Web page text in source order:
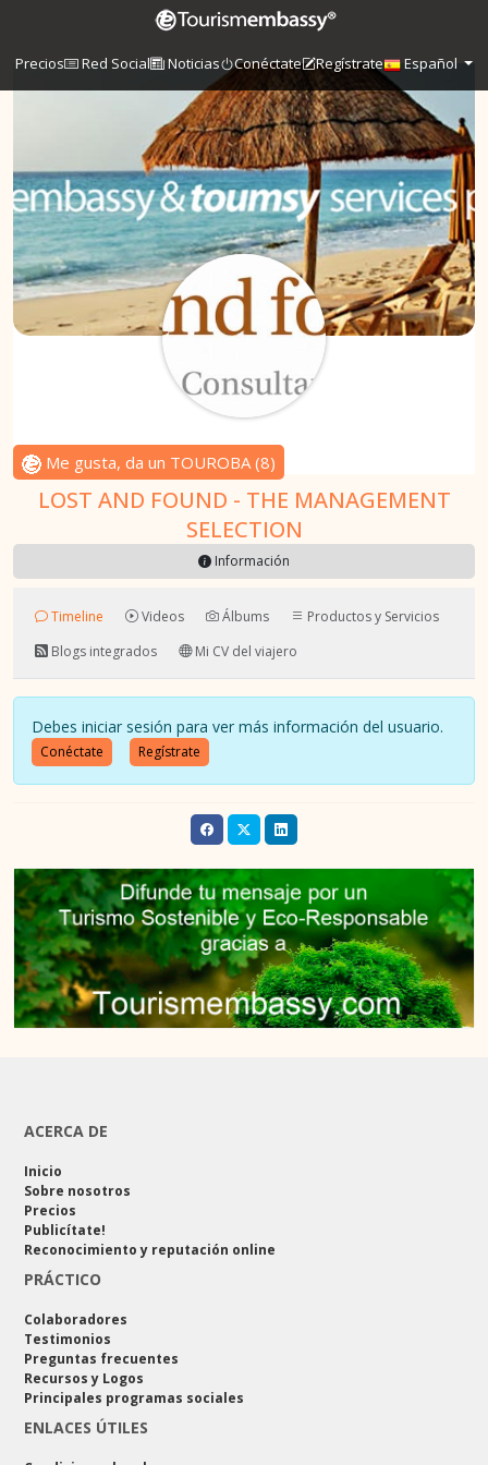
Precios Red Social Noticias Conéctate Regístrate Español
Me gusta, da un TOUROBA(8)
LOST AND FOUND - THE MANAGEMENT
SELECTION
Información
Timeline Videos Álbums
Productos y Servicios
Blogs integrados
Mi CV del viajero
Debes iniciar sesión para ver más información del usuario.
Conéctate Regístrate
ACERCA DE
Inicio
Sobre nosotros
Precios
Publicítate!
Reconocimiento y reputación online
PRÁCTICO
Colaboradores
Testimonios
Preguntas frecuentes
Recursos y Logos
Principales programas sociales
ENLACES ÚTILES